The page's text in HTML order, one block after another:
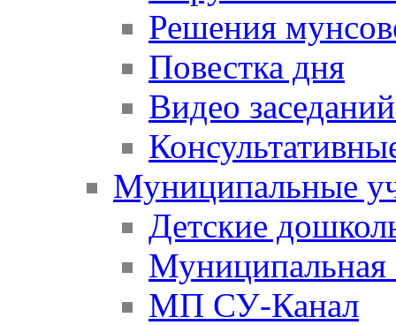
Решения
Повестка дня
Видео
Муниципальные
Детские
Муниципальная
МП СУ-Канал